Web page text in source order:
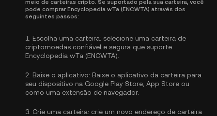
meio de carteiras cripto. Se suportado pela sua carteira, você
pode comprar Encyclopedia wTa (ENCWTA) através dos
seguintes passos:
1. Escolha uma carteira: selecione uma carteira de
criptomoedas confiável e segura que suporte
Encyclopedia wTa (ENCWTA).
2. Baixe o aplicativo: Baixe o aplicativo da carteira para
seu dispositivo na Google Play Store, App Store ou
como uma extensão de navegador.
3. Crie uma carteira: crie um novo endereço de carteira